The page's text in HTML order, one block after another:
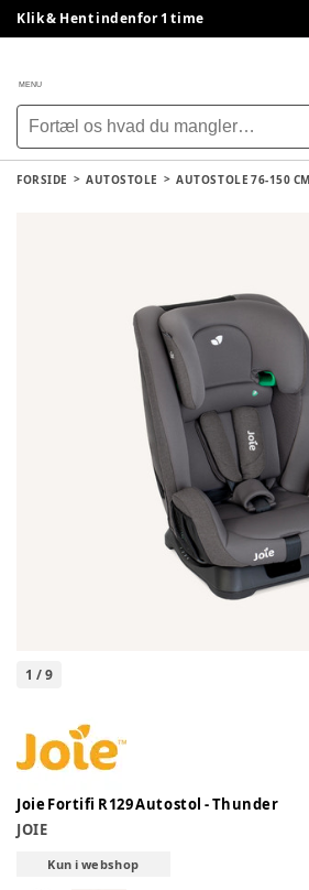
Klik & Hent indenfor 1 time
MENU
FORSIDE AUTOSTOLE AUTOSTOLE 76-150
1 /9
Joie Fortifi R129 Autostol - Thunder
JOIE
Kun i webshop